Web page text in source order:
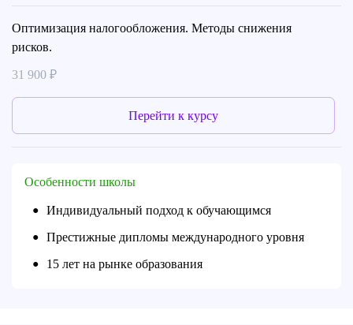
Оптимизация налогообложения. Методы снижения
рисков.
31 900 ₽
Перейти к курсу
Особенности школы
● Индивидуальный подход к обучающимся
● Престижные дипломы международного уровня
● 15 лет на рынке образования